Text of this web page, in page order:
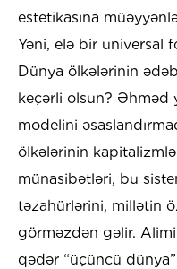
estetikasına
Yəni, elə bir universal
Dünya ölkələrinin
keçərli olsun? Əhməd
modelini
ölkələrinin
münasibətləri, bu
təzahürlərini, millətin
görməzdən gəlir.
qədər “üçüncü